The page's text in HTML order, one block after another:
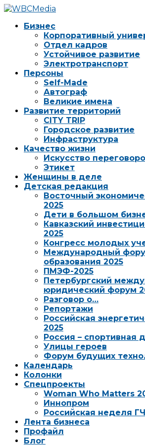
Бизнес
Корпоративный
Отдел кадров
Устойчивое развитие
Электротранспорт
Персоны
Self-Made
Автограф
Великие имена
Развитие территорий
CITY TRIP
Городское развитие
Инфраструктура
Качество жизни
Искусство
Этикет
Женщины в деле
Детская редакция
Восточный
2025
Дети в большом
Кавказский
2025
Конгресс молодых
Международный
образования 2025
ПМЭФ-2025
Петербургский
юридический форум
Разговор о…
Репортажи
Российская
2025
Россия – спортивная
Улицы героев
Форум будущих
Календарь
Колонки
Спецпроекты
Woman Who Matters
Иннопром
Российская неделя
Лента бизнеса
Профайл
Блог